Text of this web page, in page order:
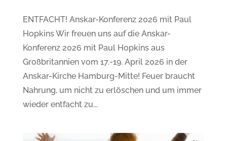
ENTFACHT! Anskar-Konferenz 2026 mit Paul
Hopkins Wir freuen uns auf die Anskar-
Konferenz 2026 mit Paul Hopkins aus
Großbritannien vom 17.-19. April 2026 in der
Anskar-Kirche Hamburg-Mitte! Feuer braucht
Nahrung, um nicht zu erlöschen und um immer
wieder entfacht zu...